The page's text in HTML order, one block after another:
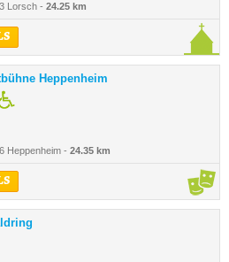
Lorsch - 24.25 km
Heppenheim
Heppenheim - 24.35 km